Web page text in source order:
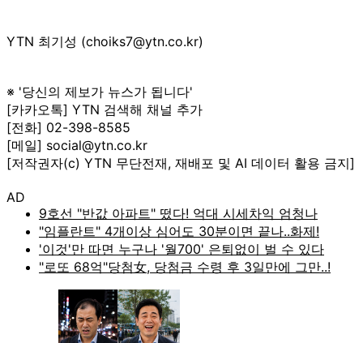
YTN 최기성 (choiks7@ytn.co.kr)
※ '당신의 제보가 뉴스가 됩니다'
[카카오톡] YTN 검색해 채널 추가
[전화] 02-398-8585
[메일] social@ytn.co.kr
[저작권자(c) YTN 무단전재, 재배포 및 AI 데이터 활용 금지]
AD